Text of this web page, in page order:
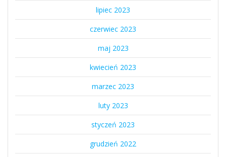
lipiec 2023
czerwiec 2023
maj 2023
kwiecień 2023
marzec 2023
luty 2023
styczeń 2023
grudzień 2022